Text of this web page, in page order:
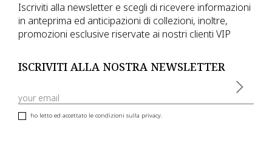
Iscriviti alla newsletter e scegli di ricevere informazioni
in anteprima ed anticipazioni di collezioni, inoltre,
promozioni esclusive riservate ai nostri clienti VIP
ISCRIVITI ALLA NOSTRA NEWSLETTER
ho letto ed accettato le condizioni sulla privacy.